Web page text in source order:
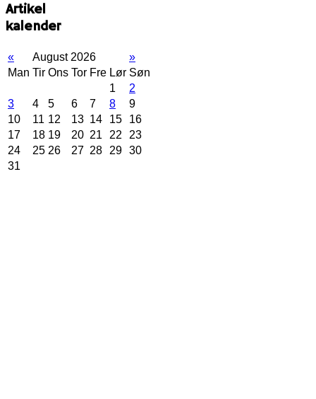
Artikel
kalender
« August 2026
»
Man Tir Ons Tor Fre Lør Søn
1
2
3
4 5 6 7 8
9
10
11 12 13 14 15
16
17
18 19 20 21 22
23
24
25 26 27 28 29 30
31